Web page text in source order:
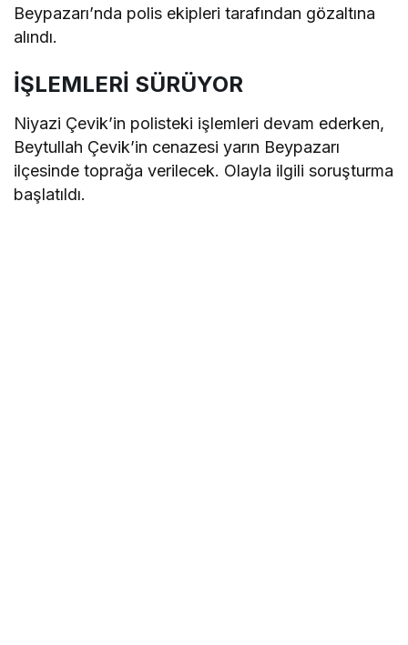
Beypazarı’nda polis ekipleri tarafından gözaltına
alındı.
İŞLEMLERİ SÜRÜYOR
Niyazi Çevik’in polisteki işlemleri devam ederken,
Beytullah Çevik’in cenazesi yarın Beypazarı
ilçesinde toprağa verilecek. Olayla ilgili soruşturma
başlatıldı.